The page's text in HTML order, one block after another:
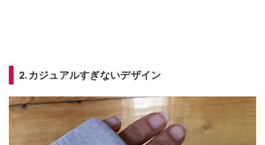
2.カジュアルすぎないデザイン